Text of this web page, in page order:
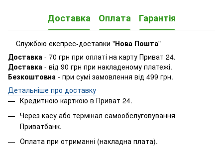
Доставка Оплата Гарантія
Службою експрес-доставки "Нова Пошта"
Доставка - 70 грн при оплаті на карту Приват 24.
Доставка - від 90 грн при накладеному платежі.
Безкоштовна - при сумі замовлення від 499 грн.
Детальніше про доставку
Кредитною карткою в Приват 24.
Через касу або термінал самообслуговування
Приватбанк.
Оплата при отриманні (накладна плата).